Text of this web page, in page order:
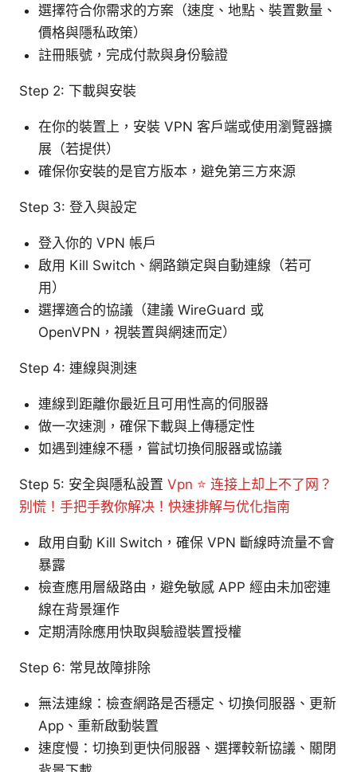
選擇符合你需求的方案（速度、地點、裝置數量、
價格與隱私政策）
註冊賬號，完成付款與身份驗證
Step 2: 下載與安裝
在你的裝置上，安裝 VPN 客戶端或使用瀏覽器擴
展（若提供）
確保你安裝的是官方版本，避免第三方來源
Step 3: 登入與設定
登入你的 VPN 帳戶
啟用 Kill Switch、網路鎖定與自動連線（若可
用）
選擇適合的協議（建議 WireGuard 或
OpenVPN，視裝置與網速而定）
Step 4: 連線與測速
連線到距離你最近且可用性高的伺服器
做一次速測，確保下載與上傳穩定性
如遇到連線不穩，嘗試切換伺服器或協議
Step 5: 安全與隱私設置 Vpn ⭐ 连接上却上不了网？
别慌！手把手教你解决！快速排解与优化指南
啟用自動 Kill Switch，確保 VPN 斷線時流量不會
暴露
檢查應用層級路由，避免敏感 APP 經由未加密連
線在背景運作
定期清除應用快取與驗證裝置授權
Step 6: 常見故障排除
無法連線：檢查網路是否穩定、切換伺服器、更新
App、重新啟動裝置
速度慢：切換到更快伺服器、選擇較新協議、關閉